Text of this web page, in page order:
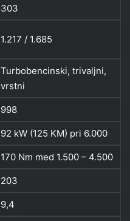
303
1.217 / 1.685
Turbobencinski, trivaljni,
vrstni
998
92 kW (125 KM) pri 6.000
170 Nm med 1.500 – 4.500
203
9,4